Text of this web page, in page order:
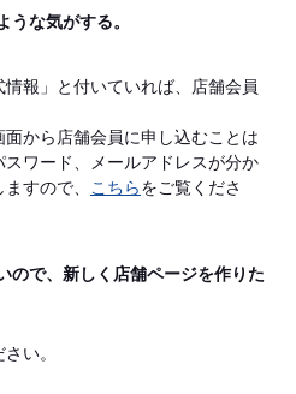
うな気がする。
報」と付いていれば、店舗会員
から店舗会員に申し込むことは
ワード、メールアドレスが分か
すので、
こちらをご覧くださ
ので、新しく店舗ページを作りた
い。